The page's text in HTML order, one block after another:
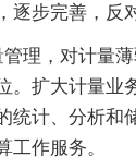
逐步完善，反
，对计量薄
。扩大计量业
统计、分析和
工作服务。